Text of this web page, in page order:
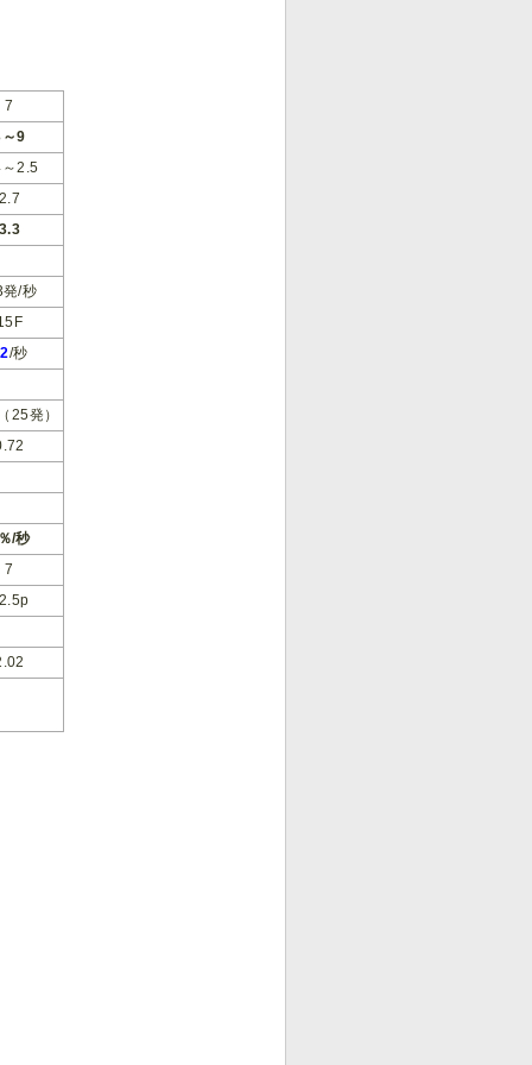
7
9
2.5
2.7
3.3
発/秒
/秒
25発）
/秒
7